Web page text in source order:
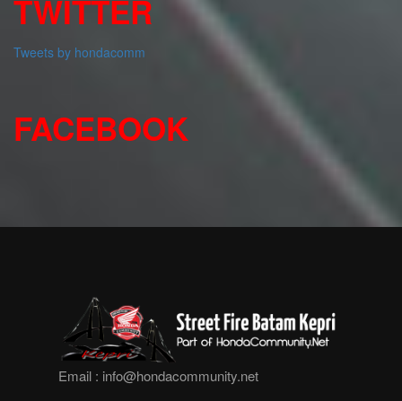
TWITTER
Tweets by hondacomm
FACEBOOK
Email : info@hondacommunity.net